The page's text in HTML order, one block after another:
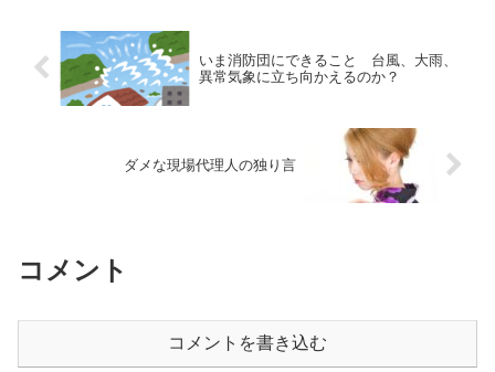
いま消防団にできること 台風、大雨、
異常気象に立ち向かえるのか？
ダメな現場代理人の独り言
コメント
コメントを書き込む